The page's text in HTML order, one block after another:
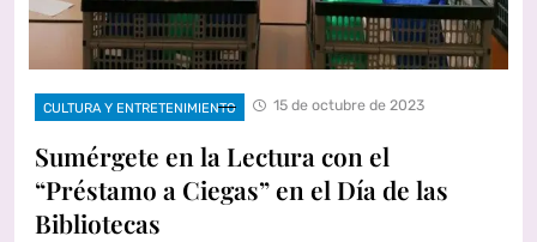
CULTURA Y ENTRETENIMIENTO 15 de octubre de 2023
Sumérgete en la Lectura con el
“Préstamo a Ciegas” en el Día de las
Bibliotecas